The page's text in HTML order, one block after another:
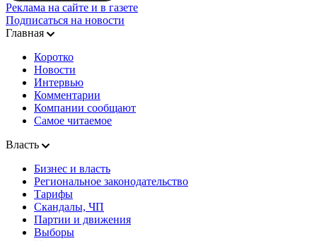
Реклама на сайте и в газете
Подписаться на новости
Главная
Коротко
Новости
Интервью
Комментарии
Компании сообщают
Самое читаемое
Власть
Бизнес и власть
Региональное законодательство
Тарифы
Скандалы, ЧП
Партии и движения
Выборы